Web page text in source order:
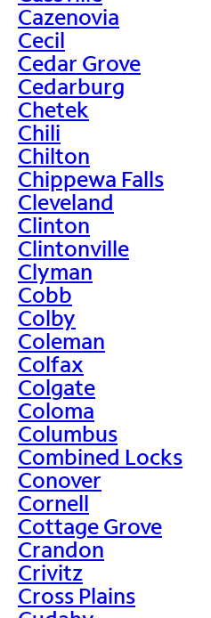
Cazenovia
Cecil
Cedar Grove
Cedarburg
Chetek
Chili
Chilton
Chippewa Falls
Cleveland
Clinton
Clintonville
Clyman
Cobb
Colby
Coleman
Colfax
Colgate
Coloma
Columbus
Combined Locks
Conover
Cornell
Cottage Grove
Crandon
Crivitz
Cross Plains